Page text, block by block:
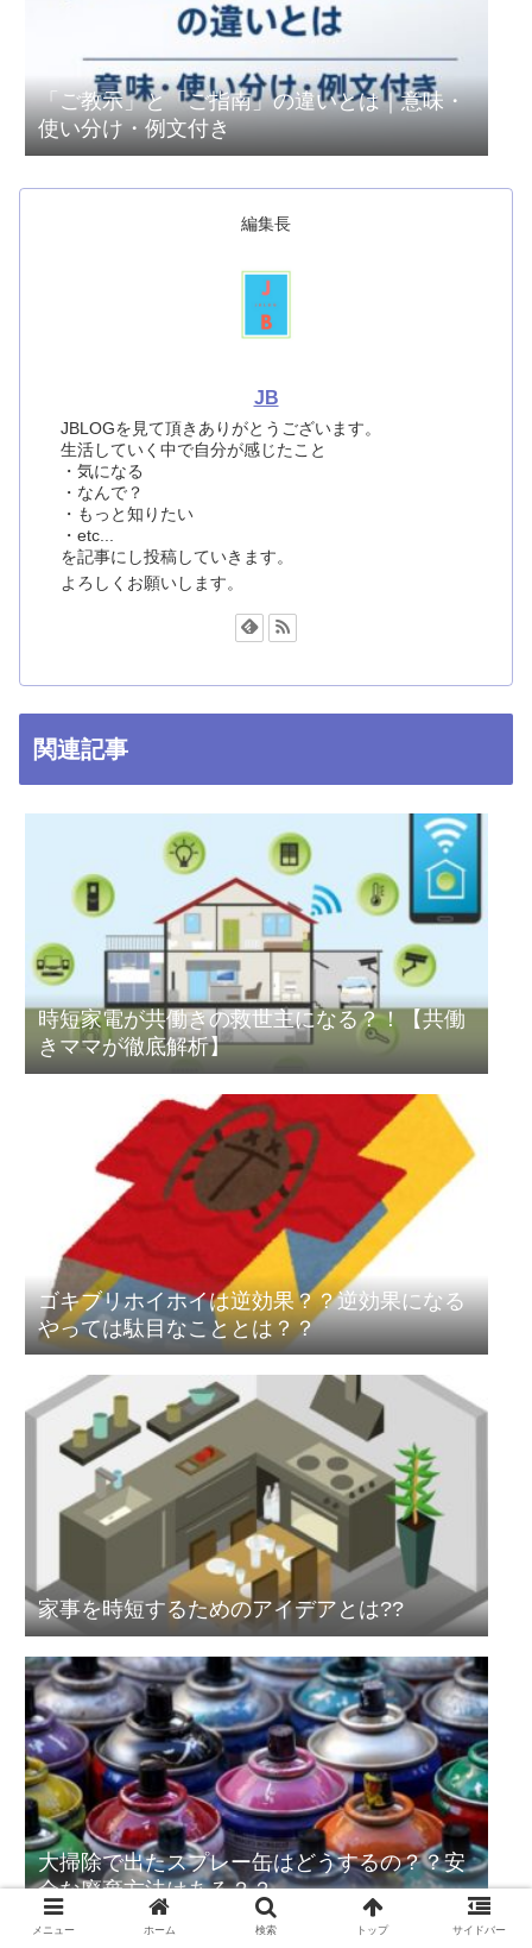
「ご教示」と「ご指南」の違いとは｜意味・
使い分け・例文付き
編集長
JB
JBLOGを見て頂きありがとうございます。
生活していく中で自分が感じたこと
・気になる
・なんで？
・もっと知りたい
・etc...
を記事にし投稿していきます。
よろしくお願いします。
関連記事
時短家電が共働きの救世主になる？！【共働
きママが徹底解析】
ゴキブリホイホイは逆効果？？逆効果になる
やっては駄目なこととは？？
家事を時短するためのアイデアとは??
大掃除で出たスプレー缶はどうするの？？安
全な廃棄方法はある？？
メニュー ホーム 検索 トップ サイドバー